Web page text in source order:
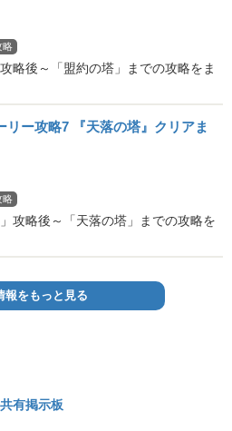
略
略後～「盟約の塔」までの攻略をま
リー攻略7 『天落の塔』クリアま
略
攻略後～「天落の塔」までの攻略を
報をもっと見る
有掲示板